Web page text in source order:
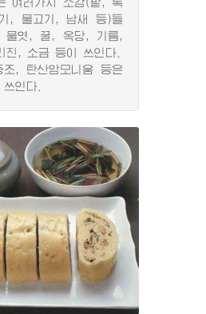
여러가지 소감(팥, 록
, 물고기, 남새 등)들
물엿, 꿀, 옥당, 기름,
진, 소금 등이 쓰인다.
, 탄산암모니움 등은
인다.